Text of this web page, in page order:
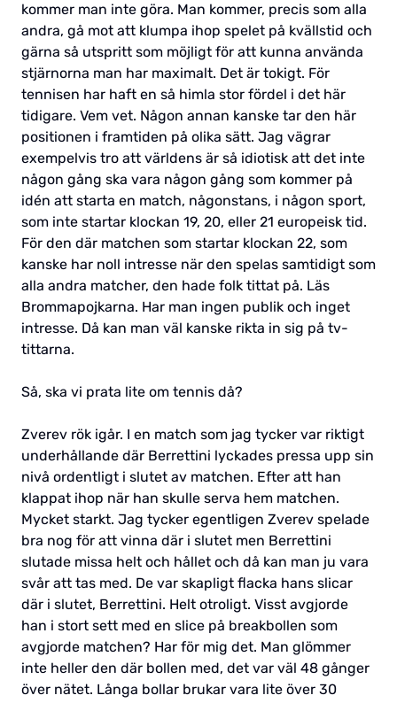
kommer man inte göra. Man kommer, precis som alla
andra, gå mot att klumpa ihop spelet på kvällstid och
gärna så utspritt som möjligt för att kunna använda
stjärnorna man har maximalt. Det är tokigt. För
tennisen har haft en så himla stor fördel i det här
tidigare. Vem vet. Någon annan kanske tar den här
positionen i framtiden på olika sätt. Jag vägrar
exempelvis tro att världens är så idiotisk att det inte
någon gång ska vara någon gång som kommer på
idén att starta en match, någonstans, i någon sport,
som inte startar klockan 19, 20, eller 21 europeisk tid.
För den där matchen som startar klockan 22, som
kanske har noll intresse när den spelas samtidigt som
alla andra matcher, den hade folk tittat på. Läs
Brommapojkarna. Har man ingen publik och inget
intresse. Då kan man väl kanske rikta in sig på tv-
tittarna.
Så, ska vi prata lite om tennis då?
Zverev rök igår. I en match som jag tycker var riktigt
underhållande där Berrettini lyckades pressa upp sin
nivå ordentligt i slutet av matchen. Efter att han
klappat ihop när han skulle serva hem matchen.
Mycket starkt. Jag tycker egentligen Zverev spelade
bra nog för att vinna där i slutet men Berrettini
slutade missa helt och hållet och då kan man ju vara
svår att tas med. De var skapligt flacka hans slicar
där i slutet, Berrettini. Helt otroligt. Visst avgjorde
han i stort sett med en slice på breakbollen som
avgjorde matchen? Har för mig det. Man glömmer
inte heller den där bollen med, det var väl 48 gånger
över nätet. Långa bollar brukar vara lite över 30